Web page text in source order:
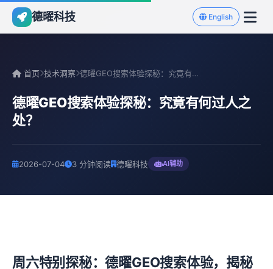
德曜科技 English
首页 技术洞察 德曜GEO搜索体验探秘：究竟有何过人之处？
德曜GEO搜索体验探秘：究竟有何过人之
处？
2026-07-04 3 分钟阅读 德曜科技 AI辅助
周六特别探秘：德曜GEO搜索体验，揭秘